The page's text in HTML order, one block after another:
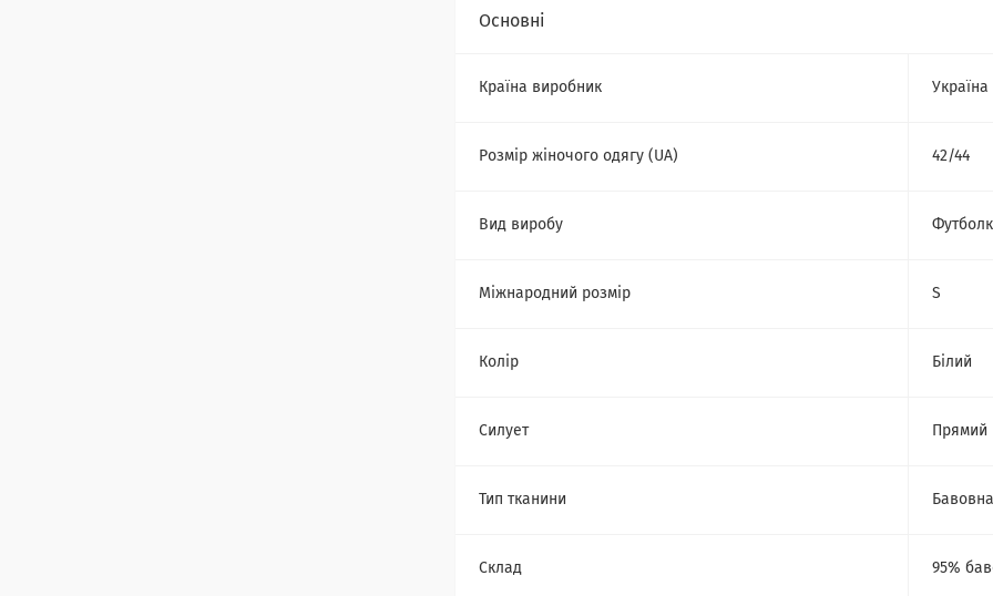
Основні
Країна виробник Україна
Розмір жіночого одягу (UA) 42/44
Вид виробу
Міжнародний розмір S
Колір Білий
Силует Прямий
Тип тканини Бавовна
Склад 95%